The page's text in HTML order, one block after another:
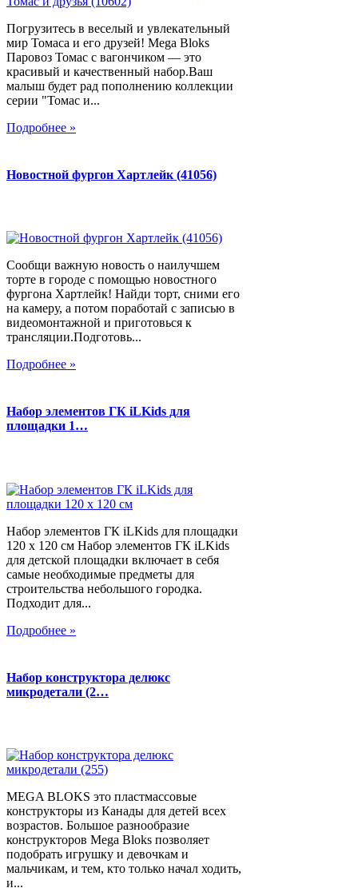
Погрузитесь в веселый и увлекательный
мир Томаса и его друзей! Mega Bloks
Паровоз Томас с вагончиком — это
красивый и качественный набор.Ваш
малыш будет рад пополнению коллекции
серии "Томас и...
Подробнее »
Новостной фургон Хартлейк (41056)
Сообщи важную новость о наилучшем
торте в городе с помощью новостного
фургона Хартлейк! Найди торт, сними его
на камеру, а потом поработай с записью в
видеомонтажной и приготовься к
трансляции.Подготовь...
Подробнее »
Набор элементов ГК iLKids для
площадки 1…
Набор элементов ГК iLKids для площадки
120 х 120 см Набор элементов ГК iLKids
для детской площадки включает в себя
самые необходимые предметы для
строительства небольшого городка.
Подходит для...
Подробнее »
Набор конструктора делюкс
микродетали (2…
MEGA BLOKS это пластмассовые
конструкторы из Канады для детей всех
возрастов. Большое разнообразие
конструкторов Mega Bloks позволяет
подобрать игрушку и девочкам и
мальчикам, и тем, кто только начал ходить,
и...